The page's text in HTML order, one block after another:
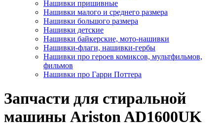
Нашивки пришивные
Нашивки малого и среднего размера
Нашивки большого размера
Нашивки детские
Нашивки байкерские, мото-нашивки
Нашивки-флаги, нашивки-гербы
Нашивки про героев комиксов, мультфильмов,
фильмов
Нашивки про Гарри Поттера
Запчасти для стиральной
машины Ariston AD1600UK